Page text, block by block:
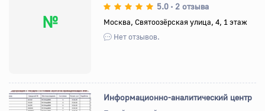
№
5.0 • 2 отзыва
Москва, Святоозёрская улица, 4, 1 этаж
Нет отзывов.
Информационно-аналитический центр